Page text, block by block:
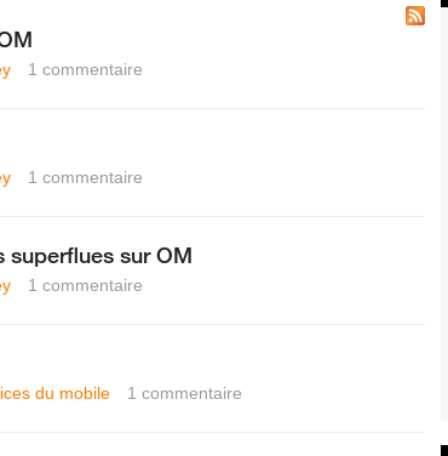
1 commentaire
1 commentaire
superflues sur OM
1 commentaire
du mobile 1 commentaire